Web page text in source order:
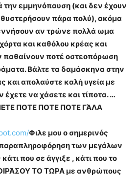
εμμηνόπαυση (και δεν έχουν
πάρα πολύ), ακόμα
αν τρώνε πολλά ωμα
και καθόλου κρέας και
παθαίνουν ποτέ οστεοπόρωση
Βάλτε τα δαμάσκηνα στην
και απολαύστε καλή υγεία με
έχετε να χάσετε και τίποτα. …
ΠΟΤΕ ΠΟΤΕ ΠΟΤΕ ΓΆΛΑ
Φιλε μου ο σημερινός
παραπληροφόρηση των μεγάλων
που σε άγγιξε , κάτι που το
ΤΟ ΤΩΡΑ με ανθρώπους